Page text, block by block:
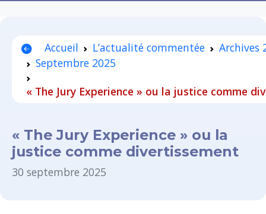
Accueil L’actualité commentée
Archives
Septembre 2025
« The Jury Experience » ou la justice comme
« The Jury Experience » ou la
justice comme divertissement
30 septembre 2025